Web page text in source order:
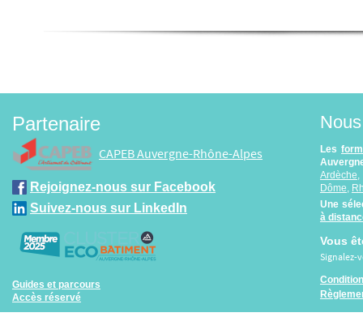
Partenaire
CAPEB Auvergne-Rhône-Alpes
Rejoignez-nous sur Facebook
Suivez-nous sur LinkedIn
Guides et parcours
Accès réservé
Les
Ardèche
Dôme,
Une
à
Vous
Signalez-